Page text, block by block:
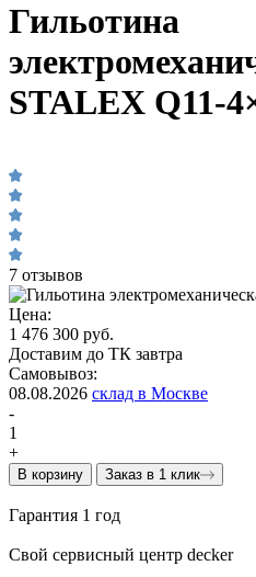
Гильотина
STALEX Q11-
7 отзывов
Цена:
1 476 300 руб.
Доставим до ТК завтра
Самовывоз:
08.08.2026 склад в Москве
-
1
+
В корзину Заказ в 1 клик
Гарантия 1 год
Свой сервисный центр decker